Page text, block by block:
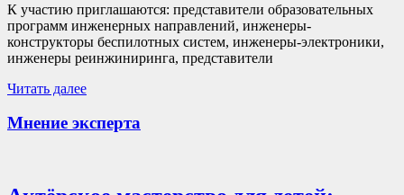
К участию приглашаются: представители образовательных
программ инженерных направлений, инженеры-
конструкторы беспилотных систем, инженеры-электроники,
инженеры реинжиниринга, представители
Читать далее
Мнение эксперта